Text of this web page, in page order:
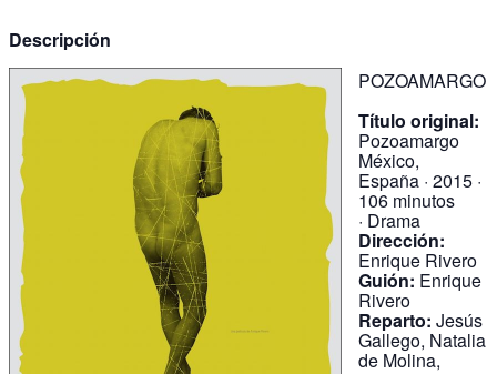
Descripción
POZOAMARGO
Título original:
Pozoamargo
México,
España · 2015 ·
106 minutos
· Drama
Dirección:
Enrique Rivero
Guión: Enrique
Rivero
Reparto: Jesús
Gallego, Natalia
de Molina,